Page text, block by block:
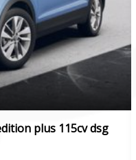
plus 115cv dsg